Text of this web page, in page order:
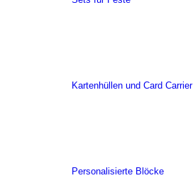
Kartenhüllen und Card Carrier
Personalisierte Blöcke